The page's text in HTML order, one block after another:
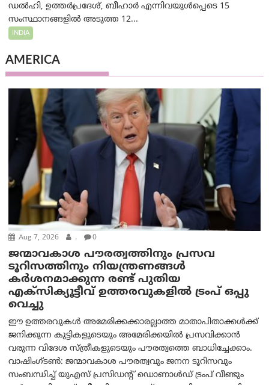
ഡൽഹി, ഉത്തർപ്രദേശ്, ബീഹാർ എന്നിവയുൾപ്പെടെ 15
സംസ്ഥാനങ്ങളിൽ അടുത്ത 12...
INDIA
AMERICA
Aug 7, 2026 . 0
ജന്മാവകാശ പൗരത്വത്തിനും പ്രസവ
ടൂറിസത്തിനും നിയന്ത്രണങ്ങൾ
കർശനമാക്കുന്ന രണ്ട് പുതിയ
എക്സിക്യൂട്ടീവ് ഉത്തരവുകളിൽ ട്രംപ് ഒപ്പു
വെച്ചു
ഈ ഉത്തരവുകൾ അമേരിക്കക്കാരല്ലാത്ത മാതാപിതാക്കൾക്ക്
ജനിക്കുന്ന കുട്ടികളുടെയും അമേരിക്കയിൽ പ്രസവിക്കാൻ
വരുന്ന വിദേശ സ്ത്രീകളുടെയും പൗരത്വത്തെ ബാധിച്ചേക്കാം.
വാഷിംഗ്ടണ്‍: ജന്മാവകാശ പൗരത്വവും ജനന ടൂറിസവും
സംബന്ധിച്ച് യുഎസ് പ്രസിഡന്റ് ഡൊണാൾഡ് ട്രംപ് വീണ്ടും